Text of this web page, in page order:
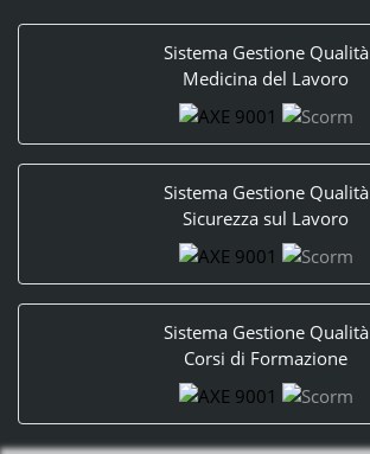
Sistema Gestione Qualità
Medicina del Lavoro
Sistema Gestione Qualità
Sicurezza sul Lavoro
Sistema Gestione Qualità
Corsi di Formazione